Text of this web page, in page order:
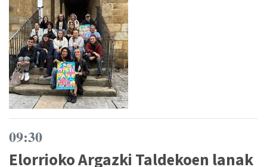
09:30
Elorrioko Argazki Taldekoen lanak